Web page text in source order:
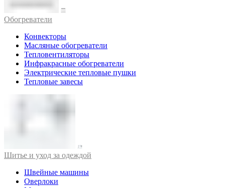
Обогреватели
Конвекторы
Масляные обогреватели
Тепловентиляторы
Инфракрасные обогреватели
Электрические тепловые пушки
Тепловые завесы
Шитье и уход за одеждой
Швейные машины
Оверлоки